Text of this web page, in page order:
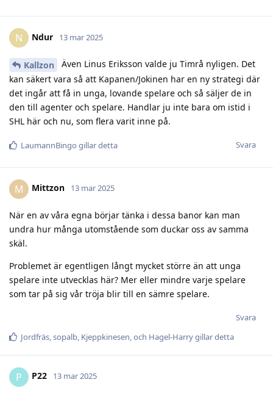
N Ndur 13 mar 2025
Kallzon
Även Linus Eriksson valde ju Timrå nyligen. Det
kan säkert vara så att Kapanen/Jokinen har en ny strategi där
det ingår att få in unga, lovande spelare och så säljer de in
den till agenter och spelare. Handlar ju inte bara om istid i
SHL här och nu, som flera varit inne på.
Svara
LaumannBingo gillar detta
M Mittzon 13 mar 2025
När en av våra egna börjar tänka i dessa banor kan man
undra hur många utomstående som duckar oss av samma
skäl.
Problemet är egentligen långt mycket större än att unga
spelare inte utvecklas här? Mer eller mindre varje spelare
som tar på sig vår tröja blir till en sämre spelare.
Svara
Jordfräs sopalb Kjeppkinesen , och Hagel-Harrygillar detta
P P22 13 mar 2025